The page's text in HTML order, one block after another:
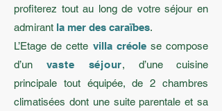
profiterez tout au long de votre séjour en
admirant la mer des caraïbes.
L’Etage de cette villa créolese compose
d’un vaste séjour, d’une cuisine
principale tout équipée, de 2 chambres
climatisées dont une suite parentale et sa